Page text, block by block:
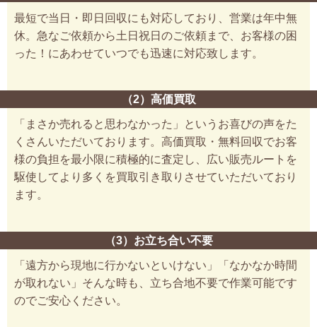
最短で当日・即日回収にも対応しており、営業は年中無
休。急なご依頼から土日祝日のご依頼まで、お客様の困
った！にあわせていつでも迅速に対応致します。
（2）高価買取
「まさか売れると思わなかった」というお喜びの声をた
くさんいただいております。高価買取・無料回収でお客
様の負担を最小限に積極的に査定し、広い販売ルートを
駆使してより多くを買取引き取りさせていただいており
ます。
（3）お立ち合い不要
「遠方から現地に行かないといけない」「なかなか時間
が取れない」そんな時も、立ち合地不要で作業可能です
のでご安心ください。